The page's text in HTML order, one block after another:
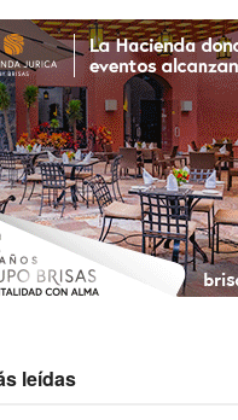
leídas